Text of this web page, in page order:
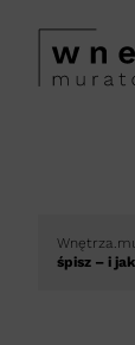
śpisz – i